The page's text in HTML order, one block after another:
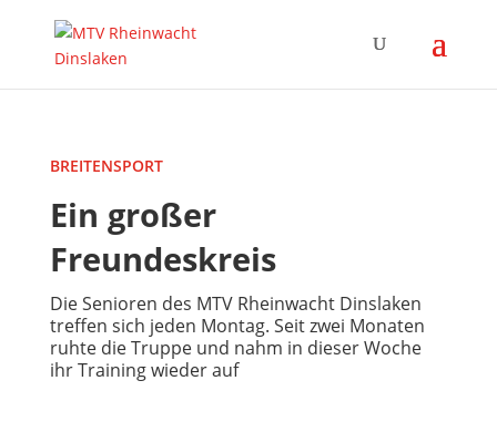
BREITENSPORT
Ein großer
Freundeskreis
Die Senioren des MTV Rheinwacht Dinslaken
treffen sich jeden Montag. Seit zwei Monaten
ruhte die Truppe und nahm in dieser Woche
ihr Training wieder auf